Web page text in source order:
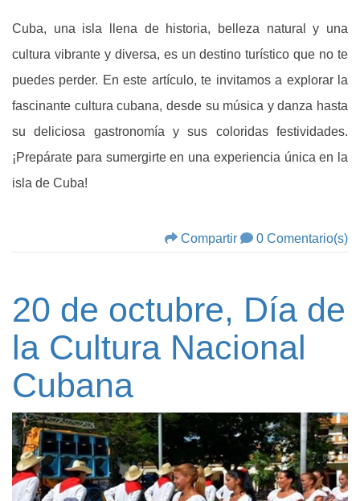
Cuba, una isla llena de historia, belleza natural y una
cultura vibrante y diversa, es un destino turístico que no te
puedes perder. En este artículo, te invitamos a explorar la
fascinante cultura cubana, desde su música y danza hasta
su deliciosa gastronomía y sus coloridas festividades.
¡Prepárate para sumergirte en una experiencia única en la
isla de Cuba!
Compartir 0 Comentario(s)
20 de octubre, Día de
la Cultura Nacional
Cubana